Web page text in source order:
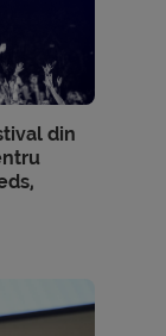
din